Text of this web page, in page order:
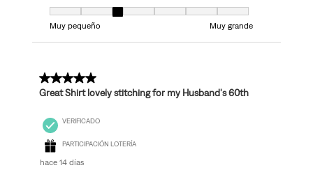
Muy pequeño
Muy grande
5 de 5 estrellas.
Great Shirt lovely stitching for my Husband's 60th
VERIFICADO
PARTICIPACIÓN LOTERÍA
hace 14 días